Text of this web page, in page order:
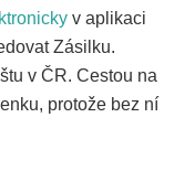
v aplikaci
Zásilku.
v ČR. Cestou na
protože bez ní